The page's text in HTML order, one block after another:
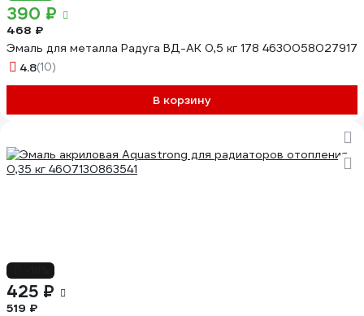
390 ₽
468 ₽
Эмаль для металла Радуга ВД-АК 0,5 кг 178 4630058027917
4.8(10)
В корзину
425 ₽
519 ₽